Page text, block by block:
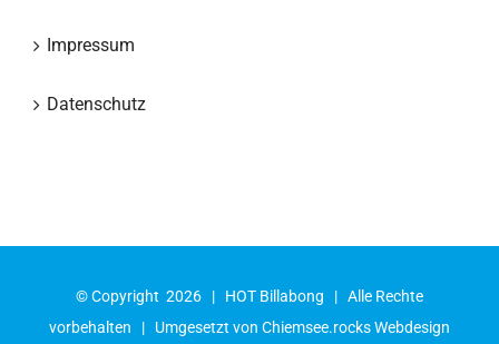
Impressum
Datenschutz
© Copyright 2026 | HOT Billabong | Alle Rechte
vorbehalten | Umgesetzt von Chiemsee.rocks Webdesign